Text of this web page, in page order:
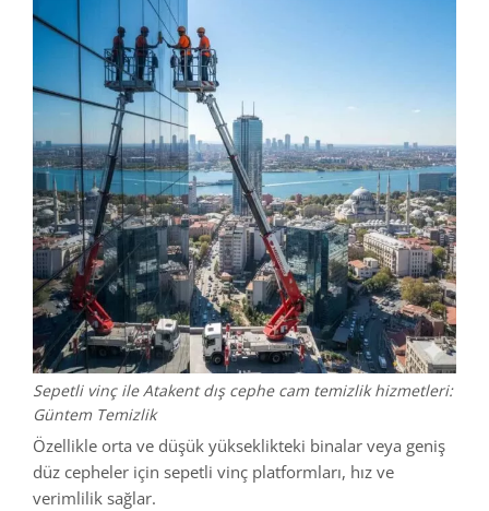
Sepetli vinç ile Atakent dış cephe cam temizlik hizmetleri:
Güntem Temizlik
Özellikle orta ve düşük yükseklikteki binalar veya geniş
düz cepheler için sepetli vinç platformları, hız ve
verimlilik sağlar.